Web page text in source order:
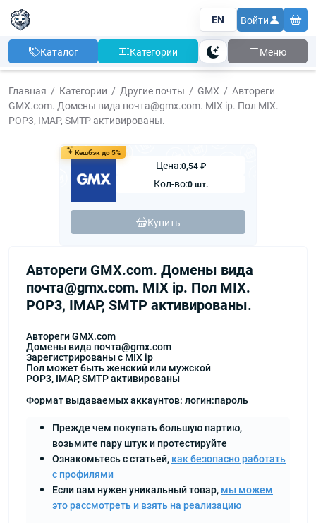
EN Войти
Каталог Категории Тема Меню
Главная Категории Другие почты GMX
Автореги
GMX.com. Домены вида почта@gmx.com. MIX ip. Пол MIX.
POP3, IMAP, SMTP активированы.
Кешбэк до 5%
Цена:0,54 ₽
Кол-во:0 шт.
Купить
Автореги GMX.com. Домены вида
почта@gmx.com. MIX ip. Пол MIX.
POP3, IMAP, SMTP активированы.
Автореги GMX.com
Домены вида почта@gmx.com
Зарегистрированы с MIX ip
Пол может быть женский или мужской
POP3, IMAP, SMTP активированы
Формат выдаваемых аккаунтов: логин:пароль
Прежде чем покупать большую партию,
возьмите пару штук и протестируйте
Ознакомьтесь с статьей, как безопасно работать
с профилями
Если вам нужен уникальный товар, мы можем
это рассмотреть и взять на реализацию